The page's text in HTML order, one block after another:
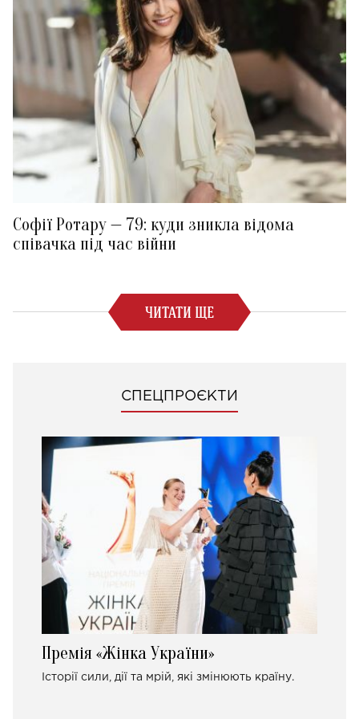
Софії Ротару — 79: куди зникла відома
співачка під час війни
ЧИТАТИ ЩЕ
СПЕЦПРОЄКТИ
Премія «Жінка України»
Історії сили, дії та мрій, які змінюють країну.